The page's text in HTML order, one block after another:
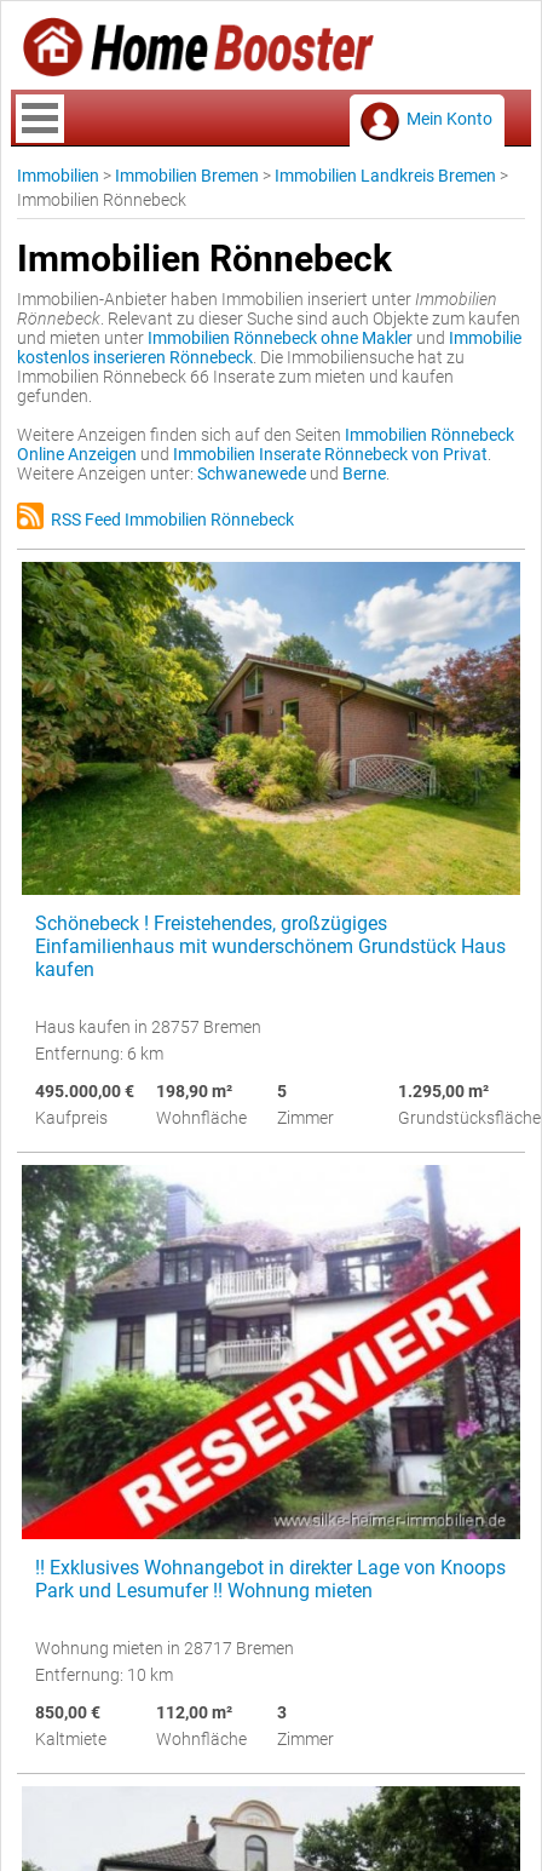
Mein Konto
Immobilien > Immobilien Bremen > Immobilien Landkreis Bremen >
Immobilien Rönnebeck
Immobilien Rönnebeck
Immobilien-Anbieter haben Immobilien inseriert unter Immobilien
Rönnebeck . Relevant zu dieser Suche sind auch Objekte zum kaufen
und mieten unter Immobilien Rönnebeck ohne Makler und Immobilie
kostenlos inserieren Rönnebeck . Die Immobiliensuche hat zu
Immobilien Rönnebeck 66 Inserate zum mieten und kaufen
gefunden.
Weitere Anzeigen finden sich auf den Seiten Immobilien Rönnebeck
Online Anzeigen und Immobilien Inserate Rönnebeck von Privat
Weitere Anzeigen unter: Schwanewede und Berne
RSS Feed Immobilien Rönnebeck
Schönebeck ! Freistehendes, großzügiges
Einfamilienhaus mit wunderschönem Grundstück Haus
kaufen
Haus kaufen in 28757 Bremen
Entfernung: 6 km
495.000,00 €
Kaufpreis
198,90 m²
Wohnfläche
5
Zimmer
1.295,00 m²
Grundstücksfläche
!! Exklusives Wohnangebot in direkter Lage von Knoops
Park und Lesumufer !! Wohnung mieten
Wohnung mieten in 28717 Bremen
Entfernung: 10 km
850,00 €
Kaltmiete
112,00 m²
Wohnfläche
3
Zimmer